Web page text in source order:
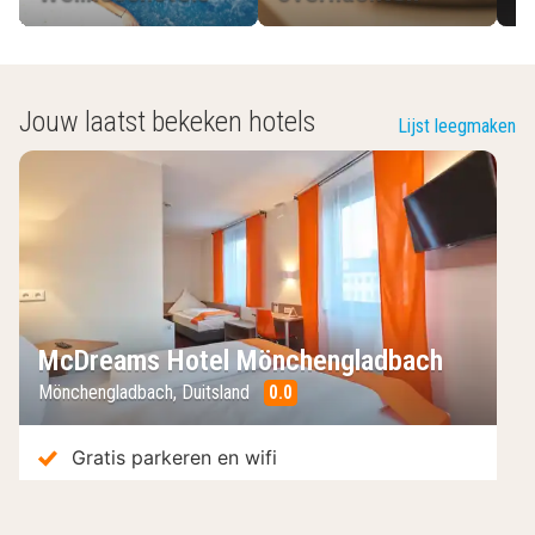
Boek nu en ervaar de perfecte mix van betaalbaarheid
Jouw laatst bekeken hotels Lijst leegmaken
McDreams Hotel Mönchengladbach
Mönchengladbach,Duitsland 0.0
/10
Gratis parkeren en wifi